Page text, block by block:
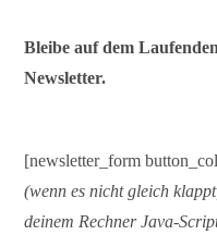
Bleibe auf dem
Newsletter.
[newsletter_form
(wenn es nicht gleich
deinem Rechner Java-